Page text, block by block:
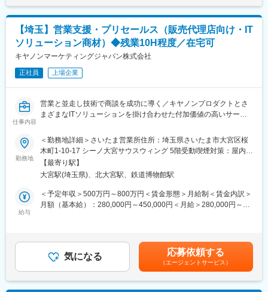
変更の範囲：会社の定める業務
【ポジションの魅力】
・長期間の研修を用意しているため職種未経験＆技術的な知識が
・業界トップクラスの調剤システムやIoT製品を扱っており、業務
を通して最新の技術に触れることが可能です。
登用となり、業界トップクラスシェアを誇る優良企業の正社員と
して安定就業が可能です。（登用率98%、試験ノルマなし）
【同社の魅力】
◆医療業界に貢献：
最新のIoT技術に注力しており、これまで人の手でアナログに行わ
れていた薬剤管理を、全自動で管理、調整、計測、分包まで対応
ない医療現場の安心安全や、医療従事者の負担軽減に大きく貢献
しています。
顧客からいかにシェアを獲得するか試行錯誤する面白さがありま
す。
変更の範囲：会社の定める業務
です。
【埼玉】営業支援・プリセールス（販売代理店向け・IT
ソリューション商材）◆残業10H程度／在宅可
キヤノンマーケティングジャパン株式会社
正社員 上場企業
仕事内容
営業と並走し技術で商談を成功に導く／キヤノンプロダクトとさ
まざまなITソリューションを掛け合わせた付加価値の高いサービ
■概要
当社は、キヤノンの営業部門を母体として設立以来、キヤノン製
品を国内で独占的に販売し、高いシェアを継続的に獲得していま
す。直近ではお客様の課題に対してITで貢献する「ITソリューショ
ン」ビジネスに注力しています。
営業・ビジネスパートナー企業（販売代理店）と共に最新のITを
駆使して、お客様の経営課題や業務課題の改善提案を行う商談支
と様々なITソリューションを組み合わせ、お客様のありたい姿を
実現するための価値の高いソリューションとサービスを提供して
いきます。
勤務地
＜勤務地詳細＞さいたま営業所住所：埼玉県さいたま市大宮区桜
木町1-10-17 シーノ大宮サウスウィング 5階受動喫煙対策：屋内全
面禁煙変更の範囲：会社の定める事業所（リモートワーク含む）
【最寄り駅】
大宮駅(埼玉県)、北大宮駅、鉄道博物館駅
給与
＜予定年収＞500万円～800万円＜賃金形態＞月給制＜賃金内訳＞
月額（基本給）：280,000円～450,000円＜月給＞280,000円～
目安の金額であり、選考を通じて上下する可能性があります。月
給(月額)は固定手当を含めた表記です。
気になる 応募依頼する
（エージェントサービス）